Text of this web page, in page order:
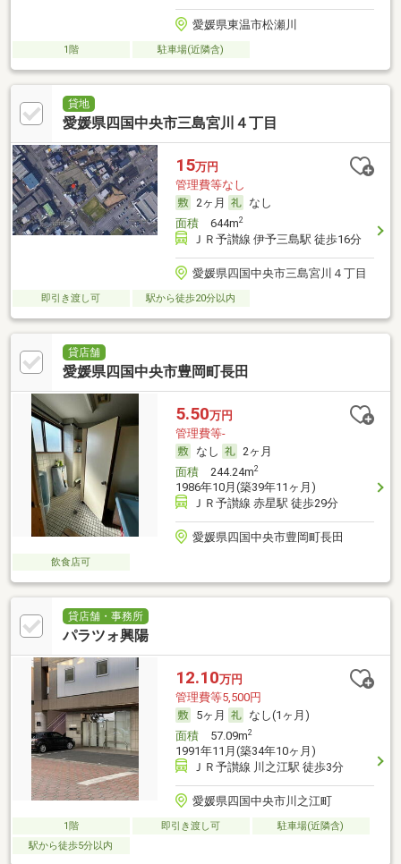
愛媛県東温市松瀬川
1階 駐車場(近隣含)
貸地
愛媛県四国中央市三島宮川４丁目
15万円
管理費等なし
2ヶ月
なし
面積644m2
ＪＲ予讃線 伊予三島駅 徒歩16分
愛媛県四国中央市三島宮川４丁目
即引き渡し可 駅から徒歩20分以内
貸店舗
愛媛県四国中央市豊岡町長田
5.50万円
管理費等-
なし
2ヶ月
面積244.24m2
1986年10月(築39年11ヶ月)
ＪＲ予讃線 赤星駅 徒歩29分
愛媛県四国中央市豊岡町長田
飲食店可
貸店舗・事務所
パラツォ興陽
12.10万円
管理費等5,500円
5ヶ月
なし(1ヶ月)
面積57.09m2
1991年11月(築34年10ヶ月)
ＪＲ予讃線 川之江駅 徒歩3分
愛媛県四国中央市川之江町
1階 即引き渡し可
駐車場(近隣含)
駅から徒歩5分以内